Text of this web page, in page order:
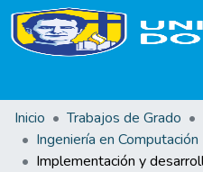
Inicio
Trabajos de Grado
Ingeniería en Computación